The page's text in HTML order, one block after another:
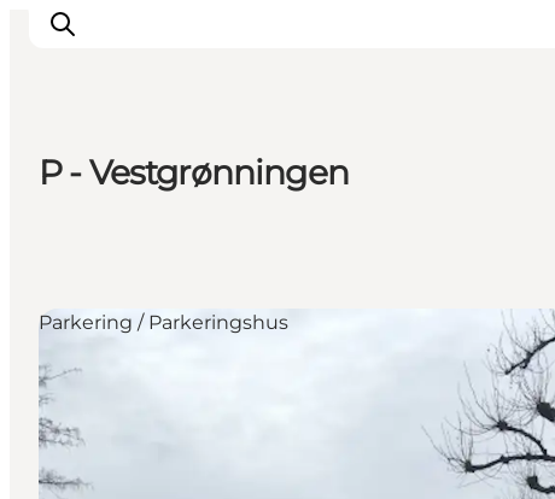
Natur & Friluftsliv
For børn
Praktisk
P - Vestgrønningen
Parkering / Parkeringshus